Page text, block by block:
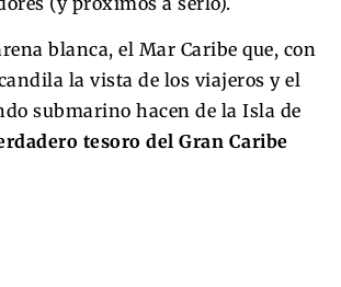
blanca, el Mar Caribe que, con
la vista de los viajeros y el
submarino hacen de la Isla de
tesoro del Gran Caribe